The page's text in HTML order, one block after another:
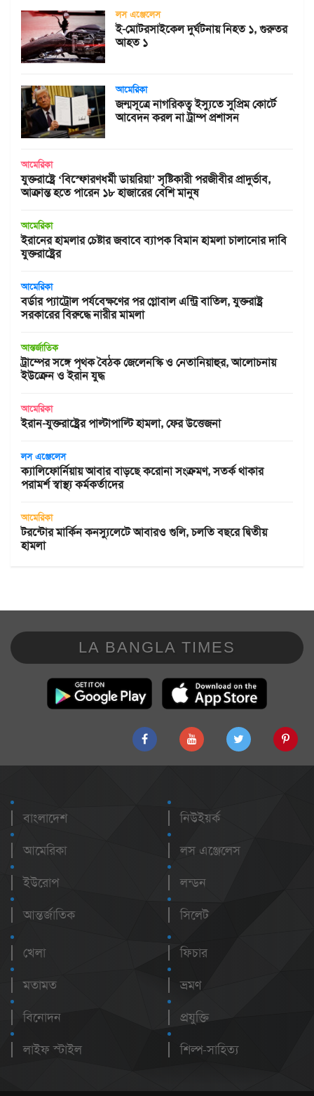
লস এঞ্জেলেস
ই-মোটরসাইকেল দুর্ঘটনায় নিহত ১, গুরুতর
আহত ১
আমেরিকা
জন্মসূত্রে নাগরিকত্ব ইস্যুতে সুপ্রিম কোর্টে
আবেদন করল না ট্রাম্প প্রশাসন
আমেরিকা
যুক্তরাষ্ট্রে ‘বিস্ফোরণধর্মী ডায়রিয়া’ সৃষ্টিকারী পরজীবীর প্রাদুর্ভাব,
আক্রান্ত হতে পারেন ১৮ হাজারের বেশি মানুষ
আমেরিকা
ইরানের হামলার চেষ্টার জবাবে ব্যাপক বিমান হামলা চালানোর দাবি
যুক্তরাষ্ট্রের
আমেরিকা
বর্ডার প্যাট্রোল পর্যবেক্ষণের পর গ্লোবাল এন্ট্রি বাতিল, যুক্তরাষ্ট্র
সরকারের বিরুদ্ধে নারীর মামলা
আন্তর্জাতিক
ট্রাম্পের সঙ্গে পৃথক বৈঠক জেলেনস্কি ও নেতানিয়াহুর, আলোচনায়
ইউক্রেন ও ইরান যুদ্ধ
আমেরিকা
ইরান-যুক্তরাষ্ট্রের পাল্টাপাল্টি হামলা, ফের উত্তেজনা
লস এঞ্জেলেস
ক্যালিফোর্নিয়ায় আবার বাড়ছে করোনা সংক্রমণ, সতর্ক থাকার
পরামর্শ স্বাস্থ্য কর্মকর্তাদের
আমেরিকা
টরন্টোর মার্কিন কনস্যুলেটে আবারও গুলি, চলতি বছরে দ্বিতীয়
হামলা
LA BANGLA TIMES
বাংলাদেশ
আমেরিকা
ইউরোপ
আন্তর্জাতিক
নিউইয়র্ক
লস এঞ্জেলেস
লন্ডন
সিলেট
খেলা
মতামত
বিনোদন
লাইফ স্টাইল
ফিচার
ভ্রমণ
প্রযুক্তি
শিল্প-সাহিত্য